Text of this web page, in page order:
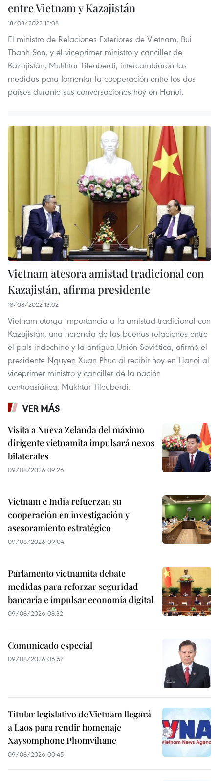
entre Vietnam y Kazajistán
18/08/2022 12:08
El ministro de Relaciones Exteriores de Vietnam, Bui
Thanh Son, y el viceprimer ministro y canciller de
Kazajistán, Mukhtar Tileuberdi, intercambiaron las
medidas para fomentar la cooperación entre los dos
países durante sus conversaciones hoy en Hanoi.
Vietnam atesora amistad tradicional con
Kazajistán, afirma presidente
18/08/2022 13:02
Vietnam otorga importancia a la amistad tradicional con
Kazajistán, una herencia de las buenas relaciones entre
el país indochino y la antigua Unión Soviética, afirmó el
presidente Nguyen Xuan Phuc al recibir hoy en Hanoi al
viceprimer ministro y canciller de la nación
centroasiática, Mukhtar Tileuberdi.
VER MÁS
Visita a Nueva Zelanda del máximo
dirigente vietnamita impulsará nexos
bilaterales
09/08/2026 09:26
Vietnam e India refuerzan su
cooperación en investigación y
asesoramiento estratégico
09/08/2026 09:04
Parlamento vietnamita debate
medidas para reforzar seguridad
bancaria e impulsar economía digital
09/08/2026 08:32
Comunicado especial
09/08/2026 06:57
Titular legislativo de Vietnam llegará
a Laos para rendir homenaje
Xaysomphone Phomvihane
09/08/2026 00:45